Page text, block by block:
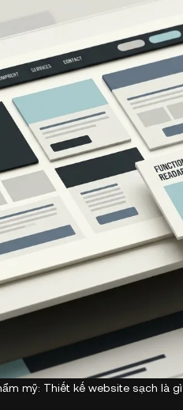
mỹ: Thiết kế website sạch là
Xu Hướng Thiết
Lược Số Mới
theo dõi các chia sẻ
SEO và cách xây dựng
cùng Align Insights.